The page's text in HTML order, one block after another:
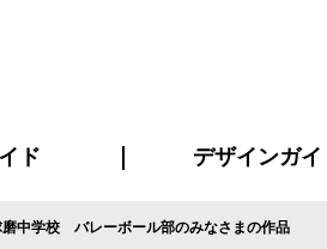
ド
ドへ
へ
ついて
ージ
について
ついて
問
デザインガイ
デザインガイド
デザイン入稿につ
デザイン料につい
デザインテンプレー
デザインテンシュミレ
書体一覧（フォント
プリント・加工方
インクカラー
プリントサイズ
中学校 バレーボール部のみなさまの作品